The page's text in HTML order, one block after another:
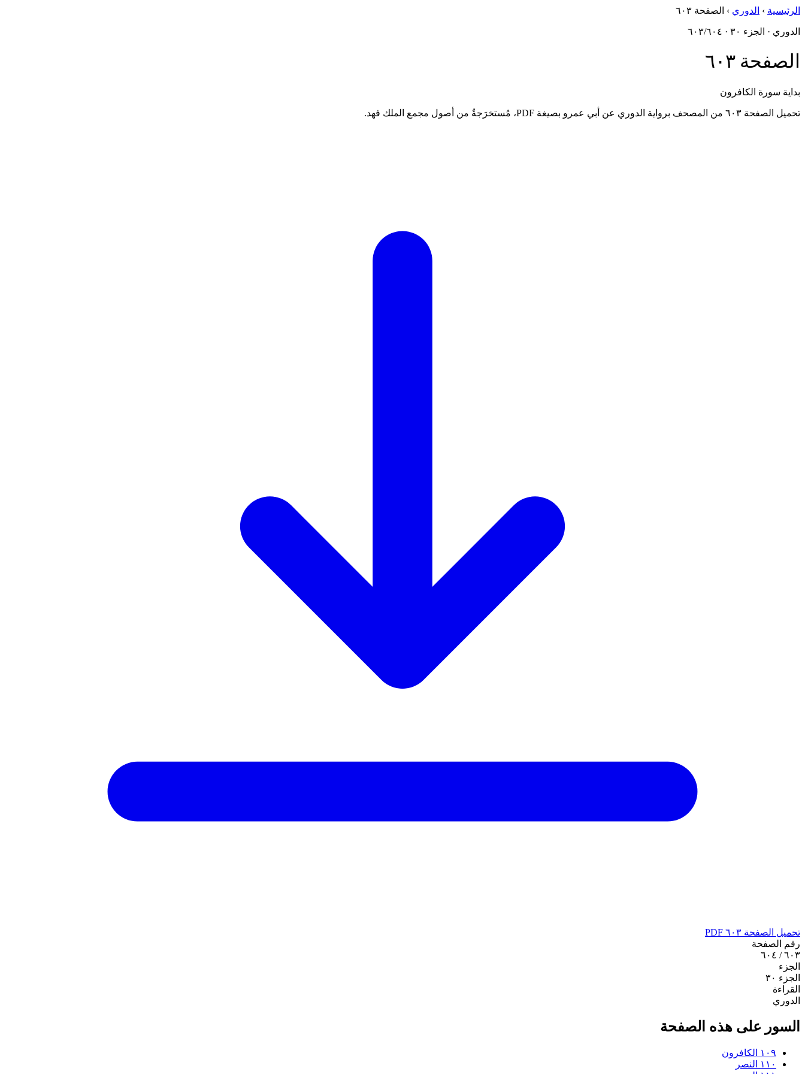
الرئيسية › الدوري › الصفحة ٦٠٣
الدوري · الجزء ٣٠ · ٦٠٣/٦٠٤
الصفحة ٦٠٣
بداية سورة الكافرون
تحميل الصفحة ٦٠٣ من المصحف برواية الدوري عن أبي عمرو بصيغة PDF، مُستخرَجةٌ من أصول مجمع الملك فهد.
تحميل الصفحة ٦٠٣ PDF
رقم الصفحة
٦٠٣ / ٦٠٤
الجزء
الجزء ٣٠
القراءة
الدوري
السور على هذه الصفحة
١٠٩
الكافرون
١١٠
النصر